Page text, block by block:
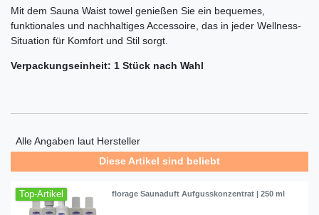
Mit dem Sauna Waist towel genießen Sie ein bequemes,
funktionales und nachhaltiges Accessoire, das in jeder Wellness-
Situation für Komfort und Stil sorgt.
Verpackungseinheit: 1 Stück nach Wahl
Alle Angaben laut Hersteller
Diese Artikel sind beliebt
Top-Artikel florage Saunaduft Aufgusskonzentrat | 250 ml